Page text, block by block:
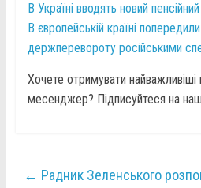
В Україні вводять новий пенсійний
В європейській країні
держперевороту російськими
Хочете отримувати найважливіші
месенджер? Підписуйтеся на наш
← Радник Зеленського